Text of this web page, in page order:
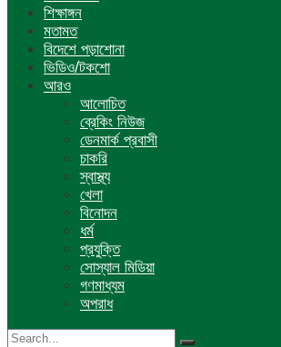
শিক্ষাঙ্গন
মতামত
বিদেশে পড়াশোনা
ভিডিও/টকশো
আরও
আলোচিত
ব্রেকিং নিউজ
ডেনমার্ক প্রবাসী
চাকরি
স্বাস্থ্য
খেলা
বিনোদন
ধর্ম
প্রযুক্তি
সোস্যাল মিডিয়া
গণমাধ্যম
অপরাধ